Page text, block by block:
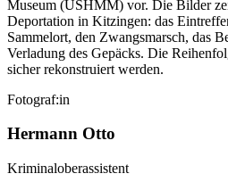
Museum (USHMM) vor. Die Bilder
Deportation in Kitzingen: das
Sammelort, den Zwangsmarsch, das
Verladung des Gepäcks. Die
sicher rekonstruiert werden.
Fotograf:in
Hermann Otto
Kriminaloberassistent